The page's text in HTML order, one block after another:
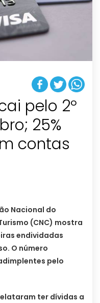
pelo 2º
25%
contas
Nacional do
(CNC) mostra
endividadas
O número
pelo
ter dívidas a